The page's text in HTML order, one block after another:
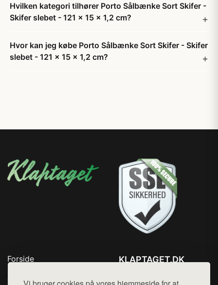
Hvilken kategori tilhører Porto Sålbænke Sort Skifer -
Skifer slebet - 121 x 15 x 1,2 cm?
Hvor kan jeg købe Porto Sålbænke Sort Skifer - Skifer
slebet - 121 x 15 x 1,2 cm?
Forside
Top Rabatter
KLAPTAGET.DK